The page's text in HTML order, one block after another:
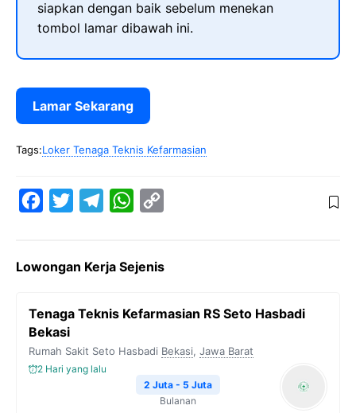
siapkan dengan baik sebelum menekan
tombol lamar dibawah ini.
Lamar Sekarang
Tags:Loker Tenaga Teknis Kefarmasian
e
o
k
t
e
e
r
a
m
W
t
A
p
y
i
n
Lowongan Kerja Sejenis
Tenaga Teknis Kefarmasian RS Seto Hasbadi
Bekasi
Rumah Sakit Seto Hasbadi Bekasi, Jawa Barat
2 Hari yang lalu
2 Juta - 5 Juta
Bulanan